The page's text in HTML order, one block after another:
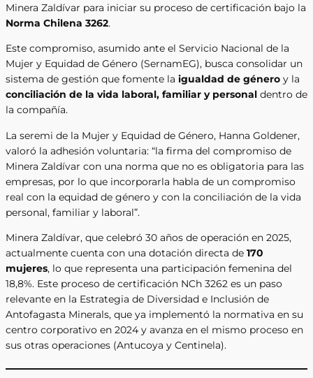
Minera Zaldívar para iniciar su proceso de certificación bajo la
Norma Chilena 3262.
Este compromiso, asumido ante el Servicio Nacional de la
Mujer y Equidad de Género (SernamEG), busca consolidar un
sistema de gestión que fomente la igualdad de género y la
conciliación de la vida laboral, familiar y personal dentro de
la compañía.
La seremi de la Mujer y Equidad de Género, Hanna Goldener,
valoró la adhesión voluntaria: “la firma del compromiso de
Minera Zaldívar con una norma que no es obligatoria para las
empresas, por lo que incorporarla habla de un compromiso
real con la equidad de género y con la conciliación de la vida
personal, familiar y laboral”.
Minera Zaldívar, que celebró 30 años de operación en 2025,
actualmente cuenta con una dotación directa de 170
mujeres, lo que representa una participación femenina del
18,8%. Este proceso de certificación NCh 3262 es un paso
relevante en la Estrategia de Diversidad e Inclusión de
Antofagasta Minerals, que ya implementó la normativa en su
centro corporativo en 2024 y avanza en el mismo proceso en
sus otras operaciones (Antucoya y Centinela).